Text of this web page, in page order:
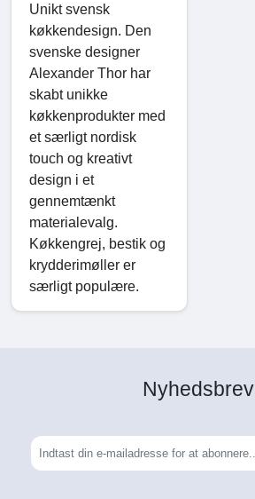
Unikt svensk
køkkendesign. Den
svenske designer
Alexander Thor har
skabt unikke
køkkenprodukter med
et særligt nordisk
touch og kreativt
design i et
gennemtænkt
materialevalg.
Køkkengrej, bestik og
krydderimøller er
særligt populære.
Nyhedsbrev